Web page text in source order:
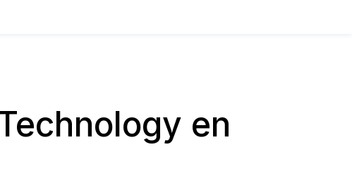
en